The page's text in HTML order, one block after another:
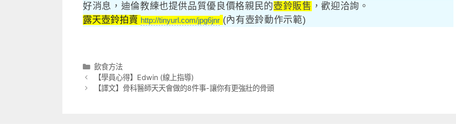
好消息，迪倫教練也提供品質優良價格親民的壺鈴販售 ，歡迎洽詢。
露天壺鈴拍賣 http://tinyurl.com/jpg6jnr (內有壺鈴動作示範)
分
類
飲食方法
【學員心得】Edwin (線上指導)
【譯文】骨科醫師天天會做的8件事-讓你有更強壯的骨頭